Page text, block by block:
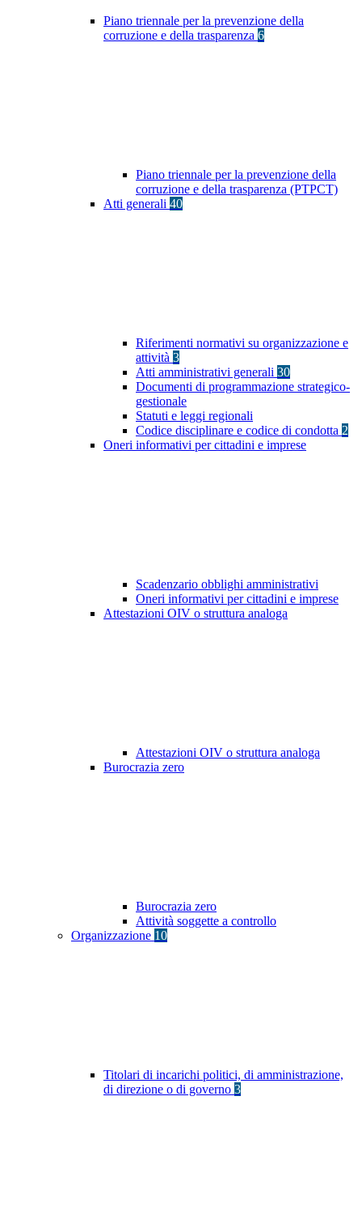
Piano triennale per la prevenzione della
corruzione e della trasparenza 6
Piano triennale per la prevenzione della
corruzione e della trasparenza (PTPCT)
Atti generali 40
Riferimenti normativi su organizzazione e
attività 3
Atti amministrativi generali 30
Documenti di programmazione strategico-
gestionale
Statuti e leggi regionali
Codice disciplinare e codice di condotta 2
Oneri informativi per cittadini e imprese
Scadenzario obblighi amministrativi
Oneri informativi per cittadini e imprese
Attestazioni OIV o struttura analoga
Attestazioni OIV o struttura analoga
Burocrazia zero
Burocrazia zero
Attività soggette a controllo
Organizzazione 10
Titolari di incarichi politici, di amministrazione,
di direzione o di governo 3